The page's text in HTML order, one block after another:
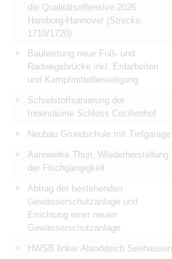
die Qualitätsoffensive 2026
Hamburg-Hannover (Strecke
1710/1720)
Bauleistung neue Fuß- und
Radwegebrücke inkl. Erdarbeiten
und Kampfmittelbeseitigung
Schadstoffsanierung der
Innenräume Schloss Cecilienhof
Neubau Grundschule mit Tiefgarage
Aarewerke Thun, Wiederherstellung
der Fischgängigkeit
Abtrag der bestehenden
Gewässerschutzanlage und
Errichtung einer neuen
Gewässerschutzanlage
HWSB linker Alanddeich Seehausen